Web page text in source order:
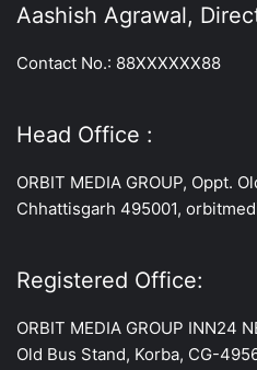
Aashish Agrawal,
Contact No.: 88XXXXXX88
Head Office :
ORBIT MEDIA GROUP, Oppt.
Chhattisgarh 495001,
Registered Office:
ORBIT MEDIA GROUP INN24
Old Bus Stand, Korba, CG-